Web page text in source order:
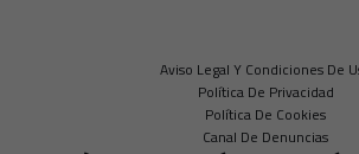
Aviso Legal Y Condiciones De
Política De Privacidad
Política De Cookies
Canal De Denuncias